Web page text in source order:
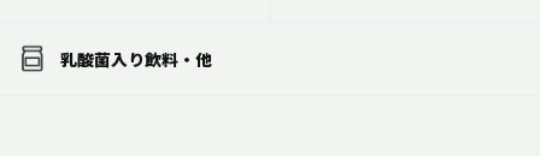
乳酸菌入り飲料・他